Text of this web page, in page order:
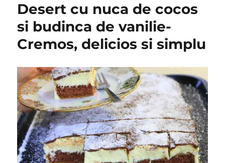
Desert cu nuca de cocos
si budinca de vanilie-
Cremos, delicios si simplu